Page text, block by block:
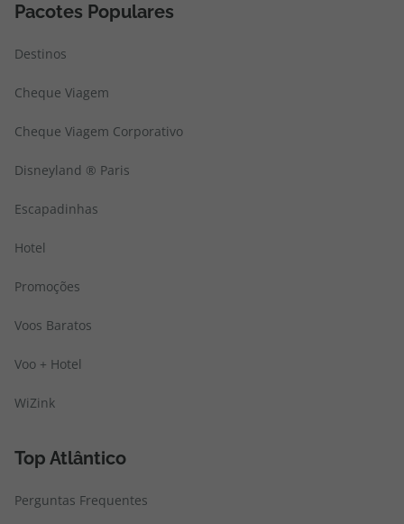
Pacotes Populares
Destinos
Cheque Viagem
Cheque Viagem Corporativo
Disneyland ® Paris
Escapadinhas
Hotel
Promoções
Voos Baratos
Voo + Hotel
WiZink
Top Atlântico
Perguntas Frequentes